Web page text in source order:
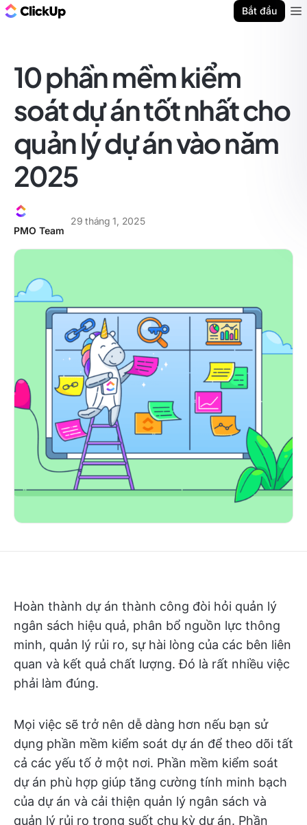
Bắt đầu
10 phần mềm kiểm
soát dự án tốt nhất cho
quản lý dự án vào năm
2025
PMO Team
29 tháng 1, 2025
Hoàn thành dự án thành công đòi hỏi quản lý
ngân sách hiệu quả, phân bổ nguồn lực thông
minh, quản lý rủi ro, sự hài lòng của các bên liên
quan và kết quả chất lượng. Đó là rất nhiều việc
phải làm đúng.
Mọi việc sẽ trở nên dễ dàng hơn nếu bạn sử
dụng phần mềm kiểm soát dự án để theo dõi tất
cả các yếu tố ở một nơi. Phần mềm kiểm soát
dự án phù hợp giúp tăng cường tính minh bạch
của dự án và cải thiện quản lý ngân sách và
quản lý rủi ro trong suốt chu kỳ dự án. Phần